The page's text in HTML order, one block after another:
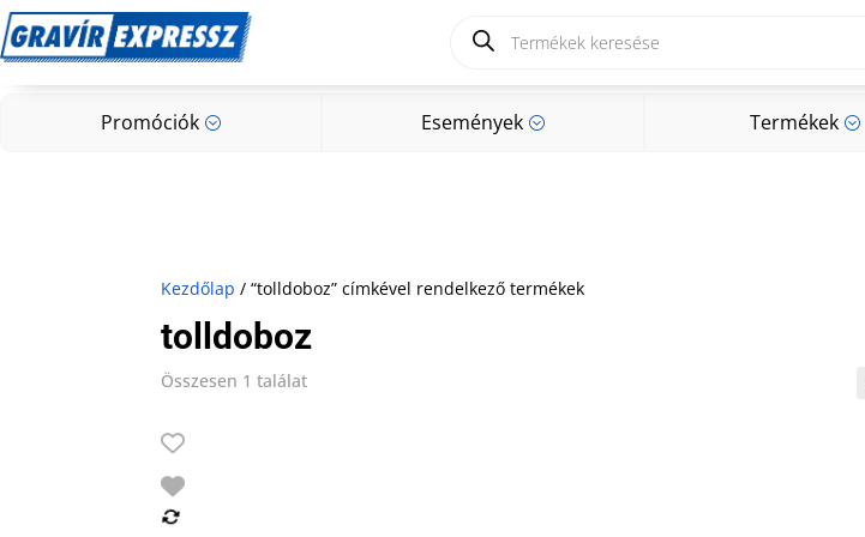
search
Promóciók ; Események ; Termékek ;
Promóciók; Események;
Kezdőlap / “tolldoboz” címkével rendelkező termékek
tolldoboz
Összesen 1 találat